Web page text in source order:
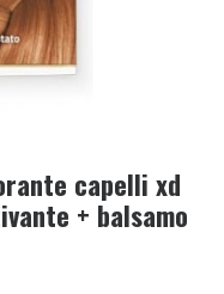
capelli xd
+ balsamo
al 40% valido